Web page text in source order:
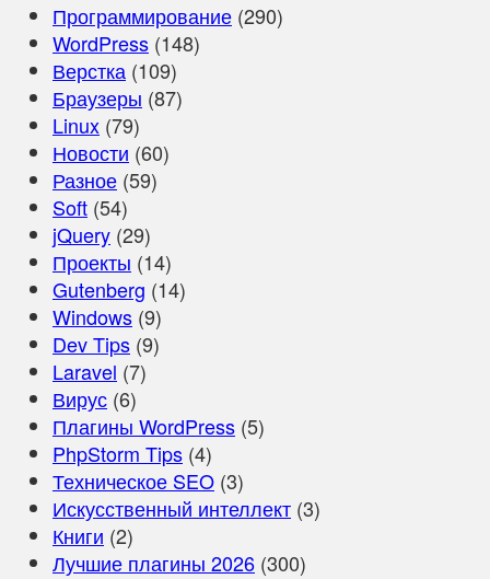
Программирование (290)
WordPress (148)
Верстка (109)
Браузеры (87)
Linux (79)
Новости (60)
Разное (59)
Soft (54)
jQuery (29)
Проекты (14)
Gutenberg (14)
Windows (9)
Dev Tips (9)
Laravel (7)
Вирус (6)
Плагины WordPress (5)
PhpStorm Tips (4)
Техническое SEO (3)
Искусственный интеллект (3)
Книги (2)
Лучшие плагины 2026 (300)